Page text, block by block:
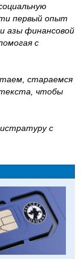
первый опыт
азы финансовой
с
стараемся
чтобы
с